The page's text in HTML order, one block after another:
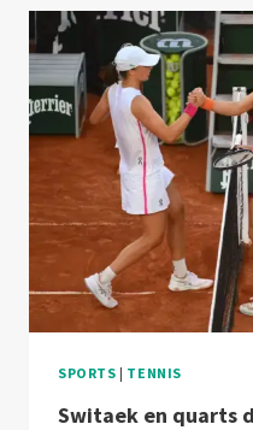
A
VAINCU
ELINA
SPORTS | TENNIS
Switaek en quarts